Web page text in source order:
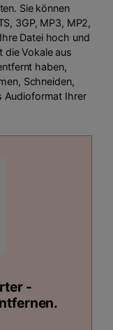
Sie können
3GP, MP3, MP2,
Datei hoch und
die Vokale aus
haben,
Schneiden,
Audioformat Ihrer
-